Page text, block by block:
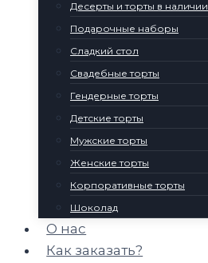
Десерты и торты в наличии
Подарочные наборы
Сладкий стол
Свадебные торты
Гендерные торты
Детские торты
Мужские торты
Женские торты
Корпоративные торты
Шоколад
О нас
Как заказать?